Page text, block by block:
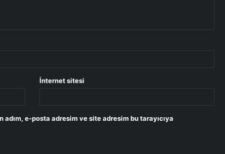
İnternet sitesi
adım, e-posta adresim ve site adresim bu tarayıcıya